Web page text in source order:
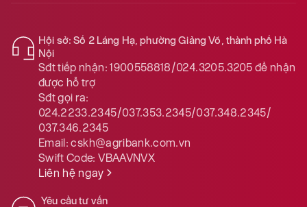
Hội sở: Số 2 Láng Hạ, phường Giảng Võ, thành phố Hà
Nội
Sđt tiếp nhận: 1900558818/024.3205.3205để nhận
được hỗ trợ
Sđt gọi ra:
024.2233.2345/037.353.2345/037.348.2345/
037.346.2345
Email:cskh@agribank.com.vn
Swift Code:VBAAVNVX
Liên hệ ngay
Yêu cầu tư vấn